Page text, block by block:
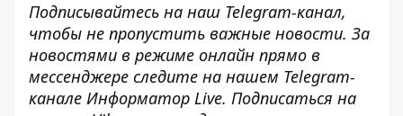
Подписывайтесь на наш Telegram-канал,
чтобы не пропустить важные новости. За
новостями в режиме онлайн прямо в
мессенджере следите на нашем Telegram-
канале Информатор Live. Подписаться на